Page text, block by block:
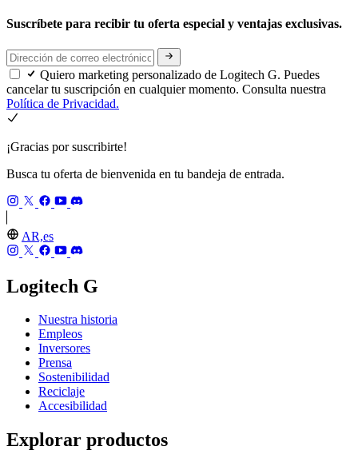
Suscríbete para recibir tu oferta especial y ventajas exclusivas.
Quiero marketing personalizado de Logitech G. Puedes
cancelar tu suscripción en cualquier momento. Consulta nuestra
Política de Privacidad.
¡Gracias por suscribirte!
Busca tu oferta de bienvenida en tu bandeja de entrada.
AR,es
Logitech G
Nuestra historia
Empleos
Inversores
Prensa
Sostenibilidad
Reciclaje
Accesibilidad
Explorar productos